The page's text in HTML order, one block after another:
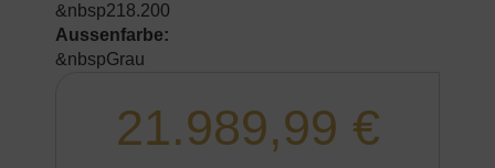
&nbsp218.200
Aussenfarbe:
&nbspGrau
21.989,99 €